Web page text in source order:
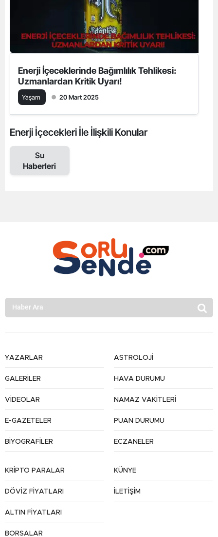
Enerji İçeceklerinde Bağımlılık Tehlikesi:
Uzmanlardan Kritik Uyarı!
Yaşam 20 Mart 2025
Enerji İçecekleri İle İlişkili Konular
Su
Haberleri
YAZARLAR
GALERİLER
VİDEOLAR
E-GAZETELER
BİYOGRAFİLER
ASTROLOJİ
HAVA DURUMU
NAMAZ VAKİTLERİ
PUAN DURUMU
ECZANELER
KRİPTO PARALAR
DÖVİZ FİYATLARI
ALTIN FİYATLARI
BORSALAR
KÜNYE
İLETİŞİM